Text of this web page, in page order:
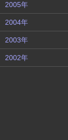
2005年
2004年
2003年
2002年